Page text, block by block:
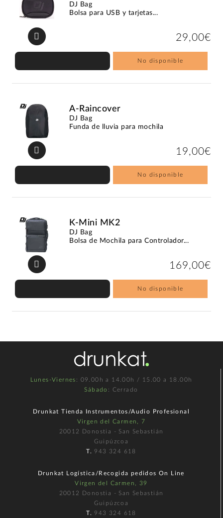
DJ Bag
Bolsa para USB y tarjetas...
29,00€
No disponible
A-Raincover
DJ Bag
Funda de lluvia para mochila
19,00€
No disponible
K-Mini MK2
DJ Bag
Bolsa de Mochila para Controlador...
169,00€
No disponible
Lunes-Viernes : 09.00h a 14.00h / 15.00 a 18.00h
Sábado : Cerrado
Drunkat Tienda Instrumentos/Audio Profesional
Virgen del Carmen, 7
20012 Donostia - San Sebastián
Guipúzcoa
T. 943 324 618
Drunkat Logística/Recogida pedidos On Line
Virgen del Carmen, 39
20012 Donostia - San Sebastián
Guipúzcoa
T. 943 324 618